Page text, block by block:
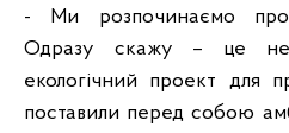
- Ми розпочинаємо
Одразу скажу – це не
екологічний проект для
поставили перед собою